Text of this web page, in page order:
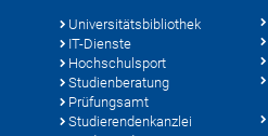
Universitätsbibliothek
IT-Dienste
Hochschulsport
Studienberatung
Prüfungsamt
Studierendenkanzlei